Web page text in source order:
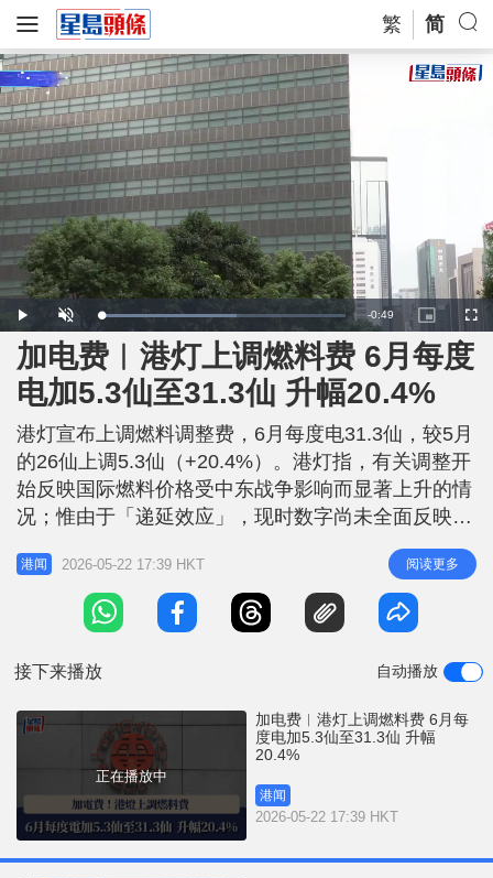
繁 简
P
l
a
y
U
n
u
t
L
o
d
e
d
:
5
5
8
6
R
e
m
n
i
e
-0:49
P
i
c
t
u
r
e
-
-
P
i
c
t
u
r
e
F
u
l
l
s
加电费︱港灯上调燃料费 6月每度
电加5.3仙至31.3仙 升幅20.4%
港灯宣布上调燃料调整费，6月每度电31.3仙，较5月
的26仙上调5.3仙（+20.4%）。港灯指，有关调整开
始反映国际燃料价格受中东战争影响而显著上升的情
况；惟由于「递延效应」，现时数字尚未全面反映燃
料成本的变动，未来数月的燃料调整费仍会继续攀
升。 每月燃料调整费按既定机制，根据过去3个月的
平均实际燃料成本计算。换言之，6月的燃料调整费
是按今年2月、3月及4月的平均燃料成本厘定。 港
港闻 2026-05-22 17:39 HKT 阅读更多
接下来播放 自动播放
正在播放中
加电费︱港灯上调燃料费 6月每
度电加5.3仙至31.3仙 升幅
20.4%
港闻
2026-05-22 17:39 HKT